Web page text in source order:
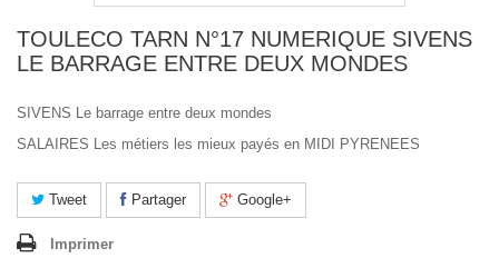
TOULECO TARN N°17 NUMERIQUE SIVENS
LE BARRAGE ENTRE DEUX MONDES
SIVENS Le barrage entre deux mondes
SALAIRES Les métiers les mieux payés en MIDI PYRENEES
Tweet Partager Google+
Imprimer